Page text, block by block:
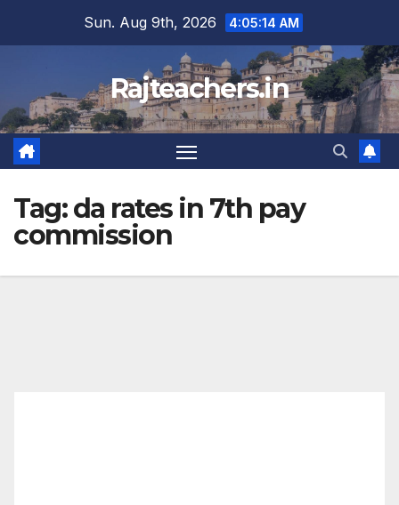
Sun. Aug 9th, 2026 4:05:14 AM
Rajteachers.in
Tag:da rates in 7th pay
commission